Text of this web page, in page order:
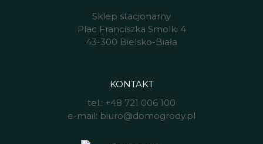
Sklep stacjonarny
Plac Franciszka Smolki 4
43-300 Bielsko-Biała
KONTAKT
tel.: +48 721 006 100
e-mail: biuro@domogrody.pl